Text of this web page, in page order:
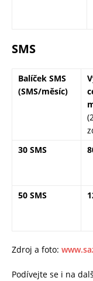
SMS
Balíček SMS
(SMS/měsíc)
30 SMS
50 SMS
Zdroj a foto:
Podívejte se i na